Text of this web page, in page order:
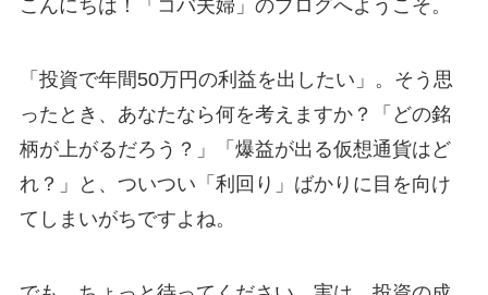
こんにちは！「コバ夫婦」のブログへようこそ。
「投資で年間50万円の利益を出したい」。そう思
ったとき、あなたなら何を考えますか？「どの銘
柄が上がるだろう？」「爆益が出る仮想通貨はど
れ？」と、ついつい「利回り」ばかりに目を向け
てしまいがちですよね。